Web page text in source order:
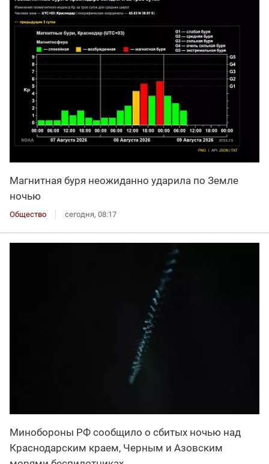
Магнитная буря неожиданно ударила по Земле
ночью
Общество сегодня, 08:17
Минобороны РФ сообщило о сбитых ночью над
Краснодарским краем, Черным и Азовским